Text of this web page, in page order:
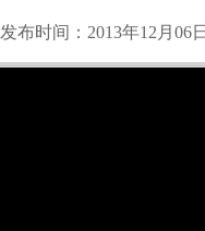
发布时间：2013年12月06